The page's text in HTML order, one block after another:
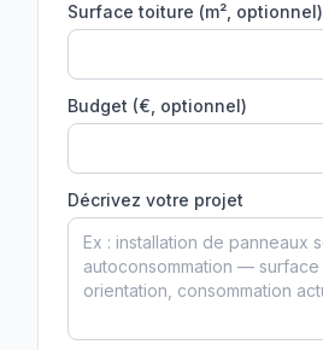
Surface toiture (m², optionnel)
Budget (€, optionnel)
Décrivez votre projet